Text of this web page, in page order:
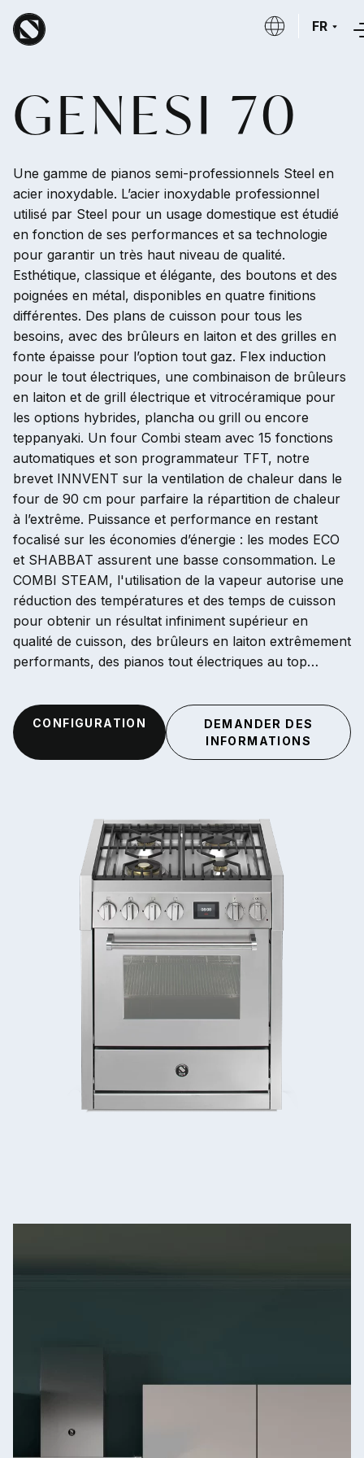
Aller au contenu principal
FR
GENESI 70
Une gamme de pianos semi-professionnels Steel en
acier inoxydable. L’acier inoxydable professionnel
utilisé par Steel pour un usage domestique est étudié
en fonction de ses performances et sa technologie
pour garantir un très haut niveau de qualité.
Esthétique, classique et élégante, des boutons et des
poignées en métal, disponibles en quatre finitions
différentes. Des plans de cuisson pour tous les
besoins, avec des brûleurs en laiton et des grilles en
fonte épaisse pour l’option tout gaz. Flex induction
pour le tout électriques, une combinaison de brûleurs
en laiton et de grill électrique et vitrocéramique pour
les options hybrides, plancha ou grill ou encore
teppanyaki. Un four Combi steam avec 15 fonctions
automatiques et son programmateur TFT, notre
brevet INNVENT sur la ventilation de chaleur dans le
four de 90 cm pour parfaire la répartition de chaleur
à l’extrême. Puissance et performance en restant
focalisé sur les économies d’énergie : les modes ECO
et SHABBAT assurent une basse consommation. Le
COMBI STEAM, l'utilisation de la vapeur autorise une
réduction des températures et des temps de cuisson
pour obtenir un résultat infiniment supérieur en
qualité de cuisson, des brûleurs en laiton extrêmement
performants, des pianos tout électriques au top…
CONFIGURATION
DEMANDER DES
INFORMATIONS